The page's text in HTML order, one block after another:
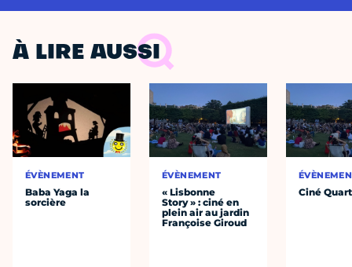
À LIRE AUSSI
ÉVÈNEMENT
Baba Yaga la
sorcière
ÉVÈNEMENT
« Lisbonne
Story » : ciné en
plein air au jardin
Françoise Giroud
Ciné